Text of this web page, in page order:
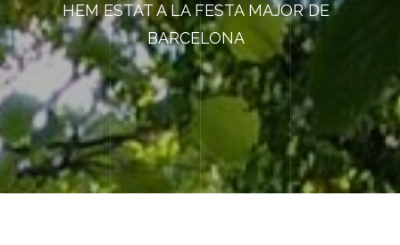
HEM ESTAT A LA FESTA MAJOR DE
BARCELONA